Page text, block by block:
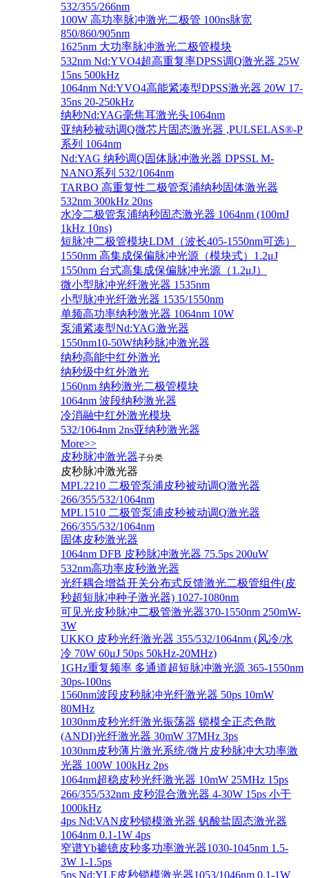
532/355/266nm
100W 高功率脉冲激光二极管 100ns脉宽
850/860/905nm
1625nm 大功率脉冲激光二极管模块
532nm Nd:YVO4超高重复率DPSS调Q激光器 25W
15ns 500kHz
1064nm Nd:YVO4高能紧凑型DPSS激光器 20W 17-
35ns 20-250kHz
纳秒Nd:YAG毫焦耳激光头1064nm
亚纳秒被动调Q微芯片固态激光器 ,PULSELAS®-P
系列 1064nm
Nd:YAG 纳秒调Q固体脉冲激光器 DPSSL M-
NANO系列 532/1064nm
TARBO 高重复性二极管泵浦纳秒固体激光器
532nm 300kHz 20ns
水冷二极管泵浦纳秒固态激光器 1064nm (100mJ
1kHz 10ns)
短脉冲二极管模块LDM（波长405-1550nm可选）
1550nm 高集成保偏脉冲光源（模块式）1.2μJ
1550nm 台式高集成保偏脉冲光源（1.2μJ）
微小型脉冲光纤激光器 1535nm
小型脉冲光纤激光器 1535/1550nm
单频高功率纳秒激光器 1064nm 10W
泵浦紧凑型Nd:YAG激光器
1550nm10-50W纳秒脉冲激光器
纳秒高能中红外激光
纳秒级中红外激光
1560nm 纳秒激光二极管模块
1064nm 波段纳秒激光器
冷消融中红外激光模块
532/1064nm 2ns亚纳秒激光器
More>>
皮秒脉冲激光器子分类
皮秒脉冲激光器
​MPL2210 二极管泵浦皮秒被动调Q激光器
266/355/532/1064nm
MPL1510 二极管泵浦皮秒被动调Q激光器
266/355/532/1064nm
固体皮秒激光器
1064nm DFB 皮秒脉冲激光器 75.5ps 200uW
532nm高功率皮秒激光器
光纤耦合增益开关分布式反馈激光二极管组件(皮
秒超短脉冲种子激光器) 1027-1080nm
可见光皮秒脉冲二极管激光器370-1550nm 250mW-
3W
UKKO 皮秒光纤激光器 355/532/1064nm (风冷/水
冷 70W 60μJ 50ps 50kHz-20MHz)
1GHz重复频率 多通道超短脉冲激光源 365-1550nm
30ps-100ns
1560nm波段皮秒脉冲光纤激光器 50ps 10mW
80MHz
1030nm皮秒光纤激光振荡器 锁模全正态色散
(ANDI)光纤激光器 30mW 37MHz 3ps
1030nm皮秒薄片激光系统/微片皮秒脉冲大功率激
光器 100W 100kHz 2ps
1064nm超稳皮秒光纤激光器 10mW 25MHz 15ps
266/355/532nm 皮秒混合激光器 4-30W 15ps 小于
1000kHz
4ps Nd:VAN皮秒锁模激光器 钒酸盐固态激光器
1064nm 0.1-1W 4ps
窄谱Yb掺镱皮秒多功率激光器1030-1045nm 1.5-
3W 1-1.5ps
5ps Nd:YLF皮秒锁模激光器1053/1046nm 0.1-1W